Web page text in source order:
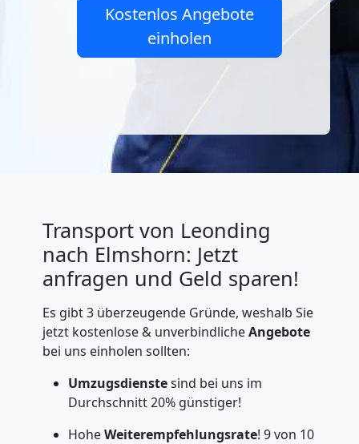
Kostenlos Angebote
einholen
Transport von Leonding
nach Elmshorn: Jetzt
anfragen und Geld sparen!
Es gibt 3 überzeugende Gründe, weshalb Sie
jetzt kostenlose & unverbindlicheAngebote
bei uns einholen sollten:
Umzugsdienstesind bei uns im
Durchschnitt 20% günstiger!
HoheWeiterempfehlungsrate! 9 von 10